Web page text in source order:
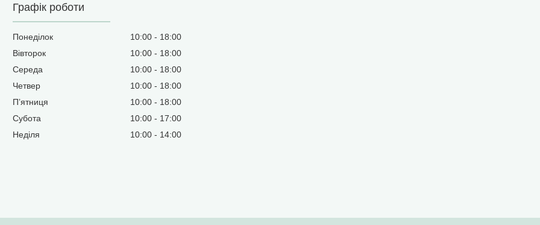
Графік роботи
Понеділок 10:00
18:00
Вівторок
10:00
18:00
Середа
10:00
18:00
Четвер
10:00
18:00
Пʼятниця
10:00
18:00
Субота
10:00
17:00
Неділя
10:00 14:00